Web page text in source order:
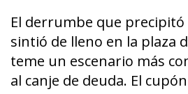
El derrumbe que precipitó
sintió de lleno en la plaza
teme un escenario más
al canje de deuda. El